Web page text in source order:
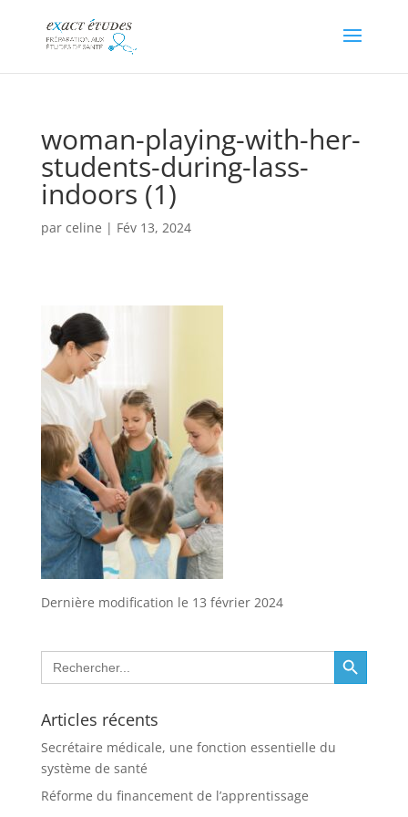
woman-playing-with-her-
students-during-lass-
indoors (1)
par celine | Fév 13, 2024
Dernière modification le 13 février 2024
Search
for:
Search Button
Articles récents
Secrétaire médicale, une fonction essentielle du
système de santé
Réforme du financement de l’apprentissage